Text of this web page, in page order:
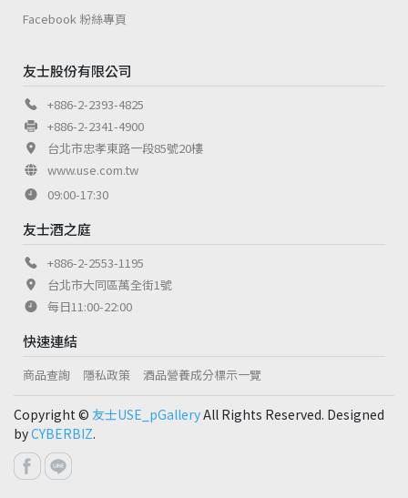
友士股份有限公司
+886-2-2393-4825
+886-2-2341-4900
台北市忠孝東路一段85號20樓
www.use.com.tw
09:00-17:30
友士酒之庭
+886-2-2553-1195
台北市大同區萬全街1號
每日11:00-22:00
快速連結
商品查詢 隱私政策 酒品營養成分標示一覽
Facebook 粉絲專頁
Copyright © 友士USE_pGalleryAll Rights Reserved. Designed
byCYBERBIZ.